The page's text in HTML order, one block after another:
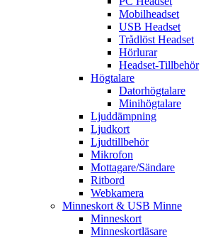
Mobilheadset
USB Headset
Trådlöst Headset
Hörlurar
Headset-Tillbehör
Högtalare
Datorhögtalare
Minihögtalare
Ljuddämpning
Ljudkort
Ljudtillbehör
Mikrofon
Mottagare/Sändare
Ritbord
Webkamera
Minneskort & USB Minne
Minneskort
Minneskortläsare